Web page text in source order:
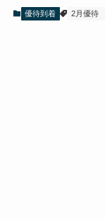
優待到着 2月優待